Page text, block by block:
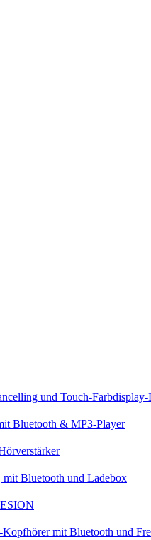
und Touch-Farbdisplay-
Bluetooth & MP3-Player
mit Bluetooth und Ladebox
mit Bluetooth und